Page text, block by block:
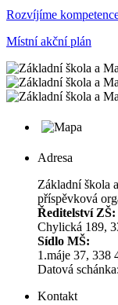
Rozvíjíme
Místní akční plán
Adresa
Základní škola
příspěvková
Ředitelství ZŠ:
Chylická 189,
Sídlo MŠ:
1.máje 37, 338
Datová
Kontakt